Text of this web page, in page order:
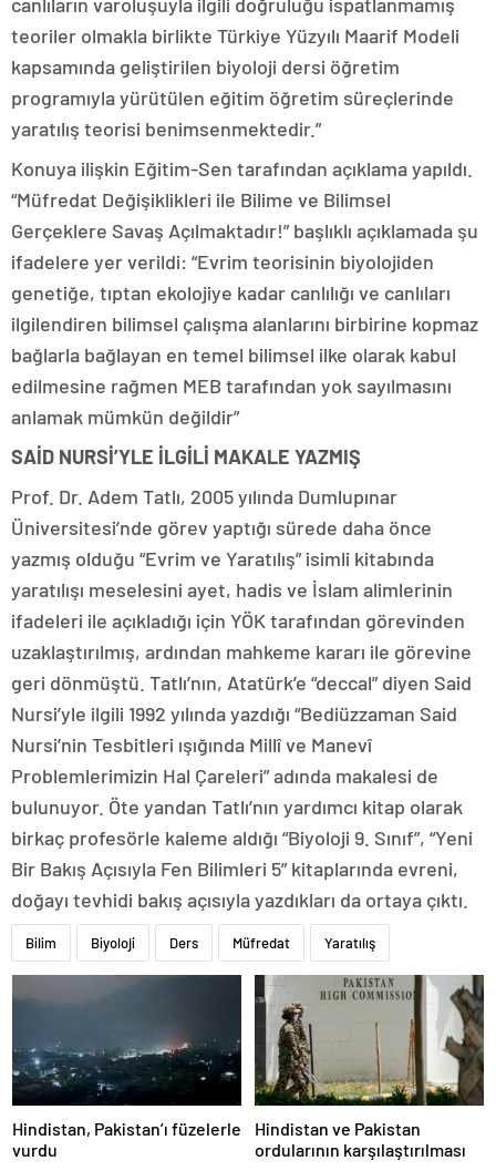
teoriler olmakla birlikte Türkiye Yüzyılı Maarif Modeli
kapsamında geliştirilen biyoloji dersi öğretim
programıyla yürütülen eğitim öğretim süreçlerinde
yaratılış teorisi benimsenmektedir.”
Konuya ilişkin Eğitim-Sen tarafından açıklama yapıldı.
“Müfredat Değişiklikleri ile Bilime ve Bilimsel
Gerçeklere Savaş Açılmaktadır!” başlıklı açıklamada şu
ifadelere yer verildi: “Evrim teorisinin biyolojiden
genetiğe, tıptan ekolojiye kadar canlılığı ve canlıları
ilgilendiren bilimsel çalışma alanlarını birbirine kopmaz
bağlarla bağlayan en temel bilimsel ilke olarak kabul
edilmesine rağmen MEB tarafından yok sayılmasını
anlamak mümkün değildir”
SAİD NURSİ’YLE İLGİLİ MAKALE YAZMIŞ
Prof. Dr. Adem Tatlı, 2005 yılında Dumlupınar
Üniversitesi’nde görev yaptığı sürede daha önce
yazmış olduğu “Evrim ve Yaratılış” isimli kitabında
yaratılışı meselesini ayet, hadis ve İslam alimlerinin
ifadeleri ile açıkladığı için YÖK tarafından görevinden
uzaklaştırılmış, ardından mahkeme kararı ile görevine
geri dönmüştü. Tatlı’nın, Atatürk’e “deccal” diyen Said
Nursi’yle ilgili 1992 yılında yazdığı “Bediüzzaman Said
Nursi’nin Tesbitleri ışığında Millî ve Manevî
Problemlerimizin Hal Çareleri” adında makalesi de
bulunuyor. Öte yandan Tatlı’nın yardımcı kitap olarak
birkaç profesörle kaleme aldığı “Biyoloji 9. Sınıf”, “Yeni
Bir Bakış Açısıyla Fen Bilimleri 5” kitaplarında evreni,
doğayı tevhidi bakış açısıyla yazdıkları da ortaya çıktı.
Bilim Biyoloji Ders Müfredat Yaratılış
Hindistan, Pakistan’ı füzelerle
vurdu
Hindistan ve Pakistan
ordularının karşılaştırılması